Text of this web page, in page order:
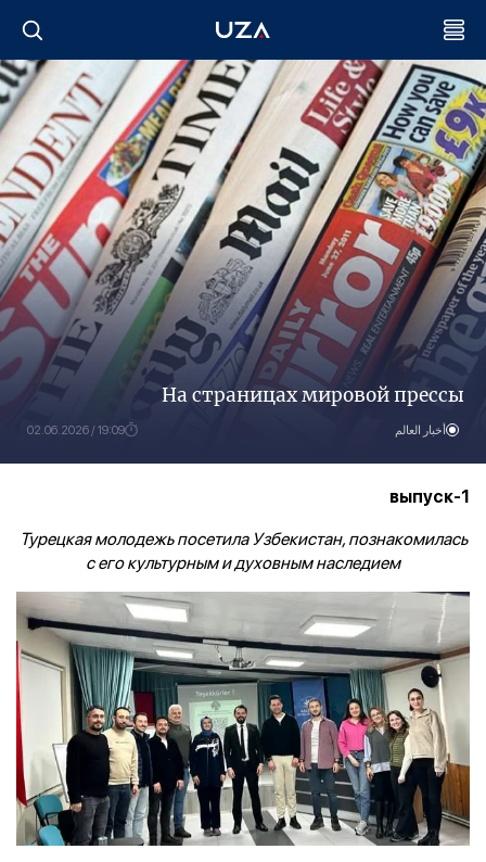
На страницах мировой прессы
أخبار العالم 19:09 / 02.06.2026
1-выпуск
Турецкая молодежь посетила Узбекистан, познакомилась
с его культурным и духовным наследием